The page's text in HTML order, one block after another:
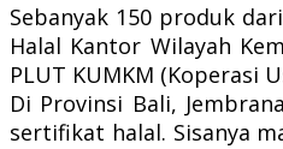
Sebanyak 150 produk
Halal Kantor Wilayah
PLUT KUMKM (Koperasi
Di Provinsi Bali,
sertifikat halal. Sisanya